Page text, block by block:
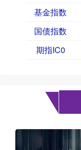
基金指数
国债指数
期指IC0